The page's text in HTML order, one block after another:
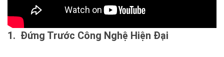
1. Đứng Trước Công Nghệ Hiện Đại